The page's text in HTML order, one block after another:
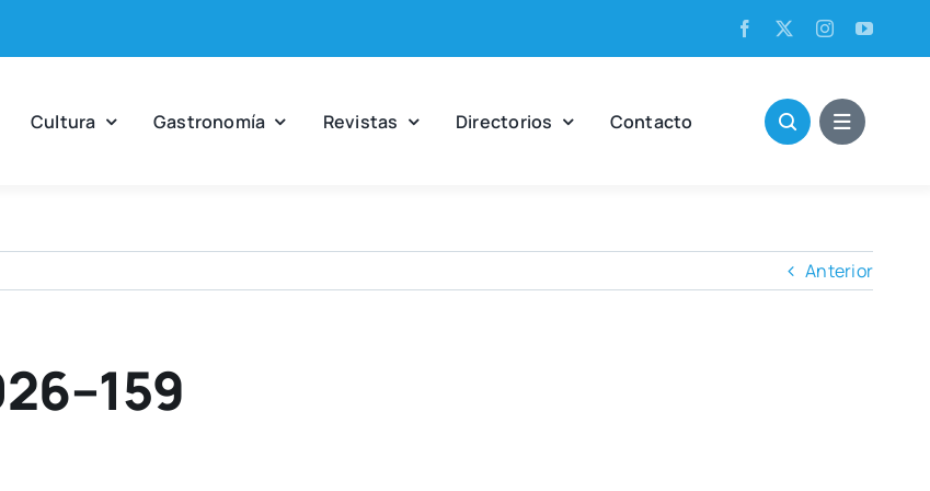
Cul­tu­ra Gas­tro­no­mía Revis­tas Direc­to­rios Con­tac­to
Anterior